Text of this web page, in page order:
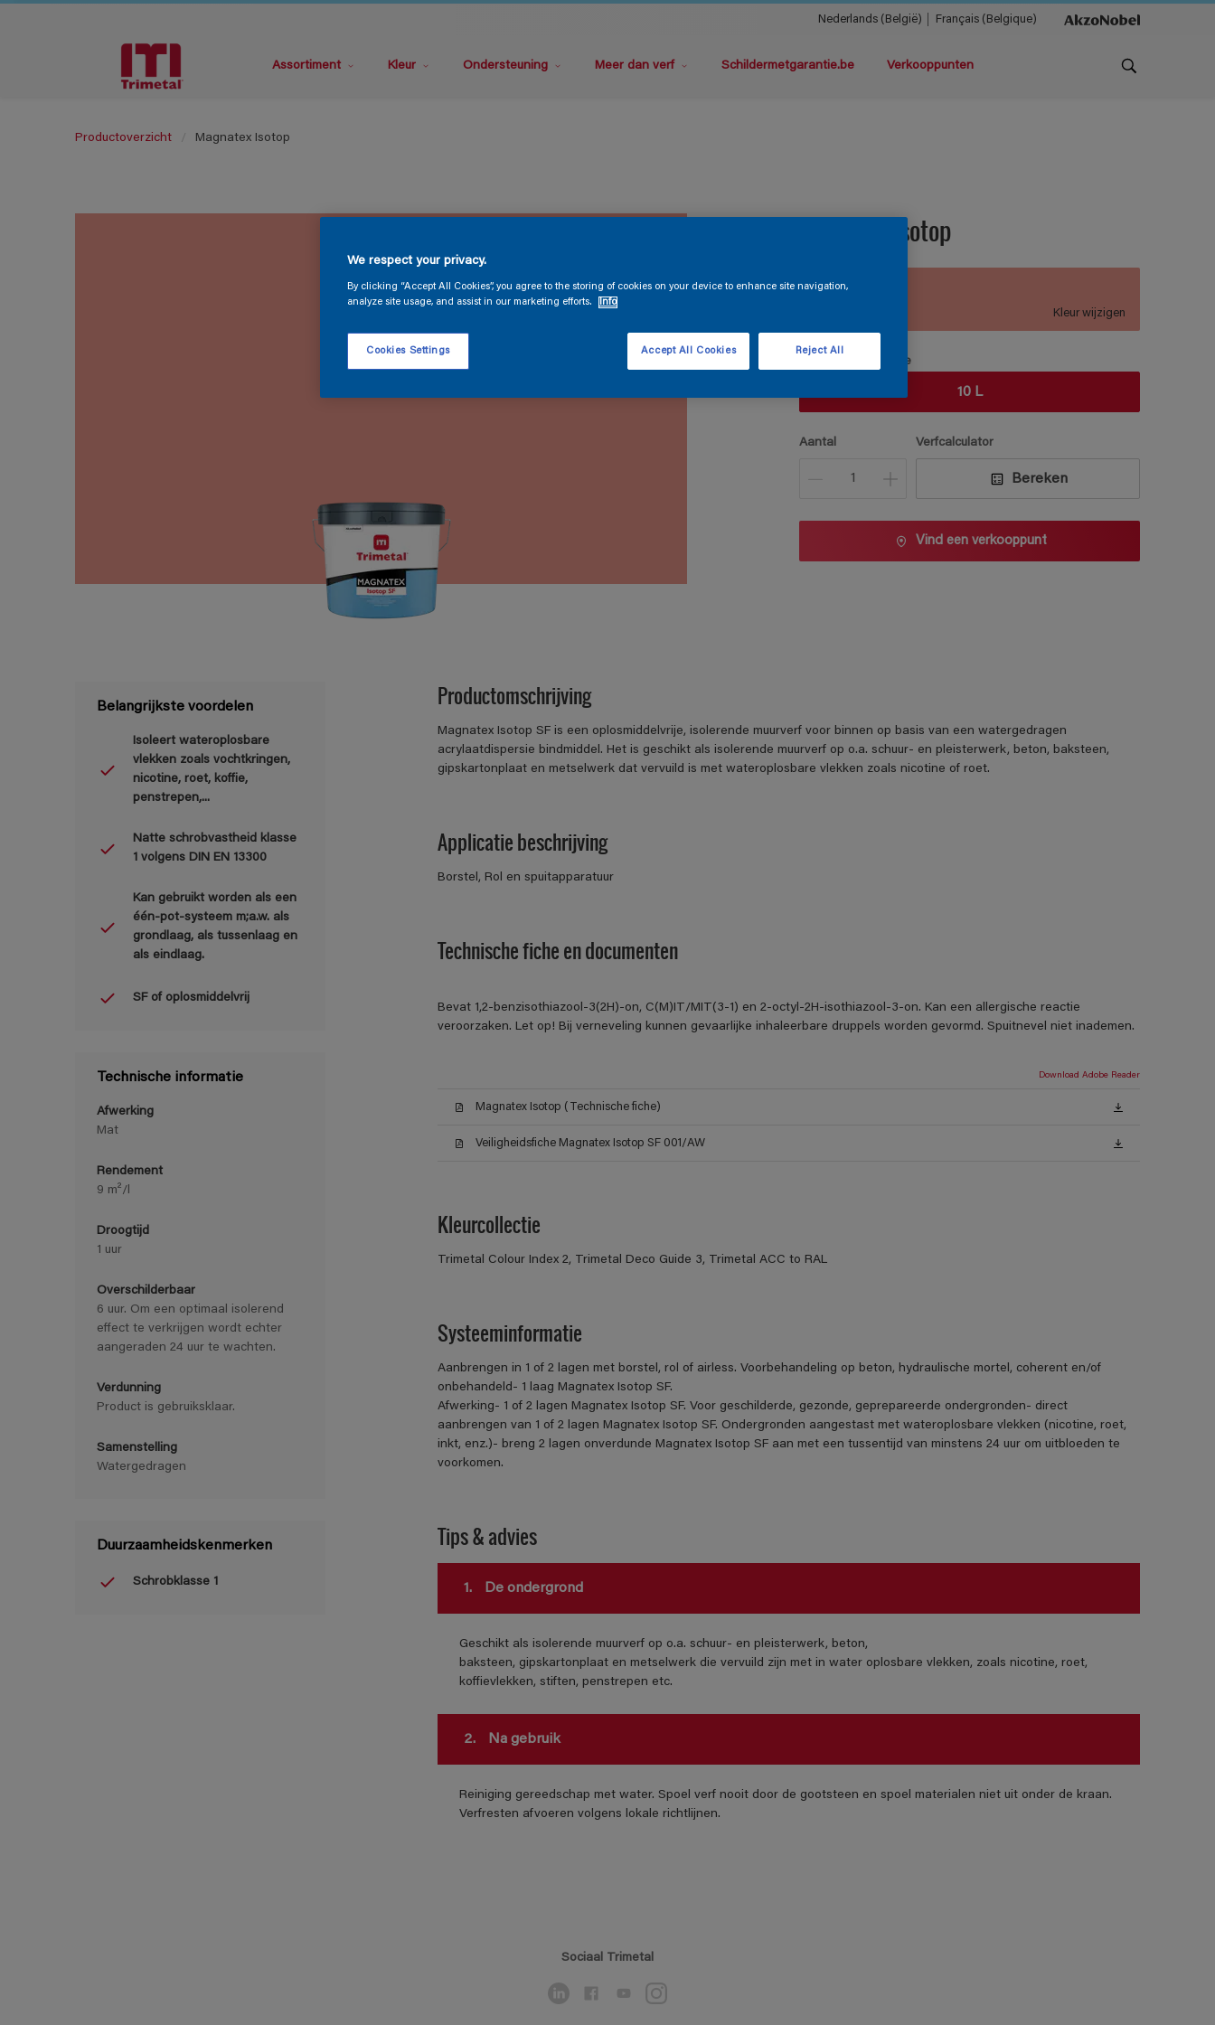
Nederlands (België) Français (Belgique)
Assortiment Kleur Ondersteuning Meer dan verf Schildermetgarantie.be Verkooppunten
Productoverzicht Magnatex Isotop
Magnatex Isotop
C1.23.64
Kleur wijzigen
Verpakkingsgrootte
10 L
Aantal Verfcalculator
Bereken
Vind een verkooppunt
Belangrijkste voordelen
Isoleert wateroplosbare
vlekken zoals vochtkringen,
nicotine, roet, koffie,
penstrepen,...
Natte schrobvastheid klasse
1 volgens DIN EN 13300
Kan gebruikt worden als een
één-pot-systeem m;a.w. als
grondlaag, als tussenlaag en
als eindlaag.
SF of oplosmiddelvrij
Technische informatie
Afwerking
Mat
Rendement
9 m²/l
Droogtijd
1 uur
Overschilderbaar
6 uur. Om een optimaal isolerend
effect te verkrijgen wordt echter
aangeraden 24 uur te wachten.
Verdunning
Product is gebruiksklaar.
Samenstelling
Watergedragen
Duurzaamheidskenmerken
Schrobklasse 1
Productomschrijving
Magnatex Isotop SF is een oplosmiddelvrije, isolerende muurverf voor binnen op basis van een watergedragen
acrylaatdispersie bindmiddel. Het is geschikt als isolerende muurverf op o.a. schuur- en pleisterwerk, beton, baksteen,
gipskartonplaat en metselwerk dat vervuild is met wateroplosbare vlekken zoals nicotine of roet.
Applicatie beschrijving
Borstel, Rol en spuitapparatuur
Technische fiche en documenten
Bevat 1,2-benzisothiazool-3(2H)-on, C(M)IT/MIT(3-1) en 2-octyl-2H-isothiazool-3-on. Kan een allergische reactie
veroorzaken. Let op! Bij verneveling kunnen gevaarlijke inhaleerbare druppels worden gevormd. Spuitnevel niet inademen.
Download Adobe Reader
Magnatex Isotop (Technische fiche)
Veiligheidsfiche Magnatex Isotop SF 001/AW
Kleurcollectie
Trimetal Colour Index 2, Trimetal Deco Guide 3, Trimetal ACC to RAL
Systeeminformatie
Aanbrengen in 1 of 2 lagen met borstel, rol of airless. Voorbehandeling op beton, hydraulische mortel, coherent en/of
onbehandeld- 1 laag Magnatex Isotop SF.
Afwerking- 1 of 2 lagen Magnatex Isotop SF. Voor geschilderde, gezonde, geprepareerde ondergronden- direct
aanbrengen van 1 of 2 lagen Magnatex Isotop SF. Ondergronden aangestast met wateroplosbare vlekken (nicotine, roet,
inkt, enz.)- breng 2 lagen onverdunde Magnatex Isotop SF aan met een tussentijd van minstens 24 uur om uitbloeden te
voorkomen.
Tips & advies
1. De ondergrond
Geschikt als isolerende muurverf op o.a. schuur- en pleisterwerk, beton,
baksteen, gipskartonplaat en metselwerk die vervuild zijn met in water oplosbare vlekken, zoals nicotine, roet,
koffievlekken, stiften, penstrepen etc.
2. Na gebruik
Reiniging gereedschap met water. Spoel verf nooit door de gootsteen en spoel materialen niet uit onder de kraan.
Verfresten afvoeren volgens lokale richtlijnen.
Sociaal Trimetal
We respect your privacy.
By clicking “Accept All Cookies”, you agree to the storing of cookies on your device to enhance site navigation,
analyze site usage, and assist in our marketing efforts.
Info
Cookies Settings Reject All
Accept All Cookies